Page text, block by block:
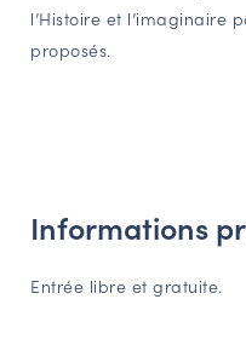
l’Histoire et l’imaginaire
proposés.
Informations
Entrée libre et gratuite.